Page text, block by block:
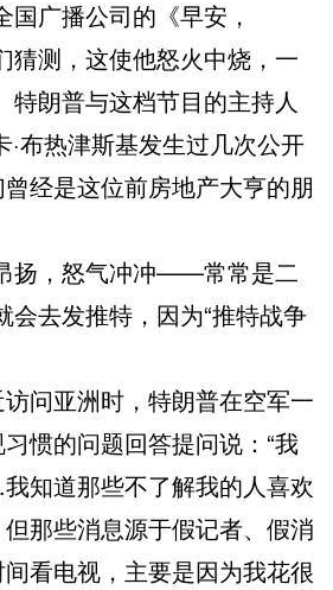
广播公司的《早安，
猜测，这使他怒火中烧，一
特朗普与这档节目的主持人
·布热津斯基发生过几次公开
经是这位前房地产大亨的朋
，怒气冲冲——常常是二
会去发推特，因为“推特战争
问亚洲时，特朗普在空军一
惯的问题回答提问说：“我
知道那些不了解我的人喜欢
那些消息源于假记者、假消
看电视，主要是因为我花很